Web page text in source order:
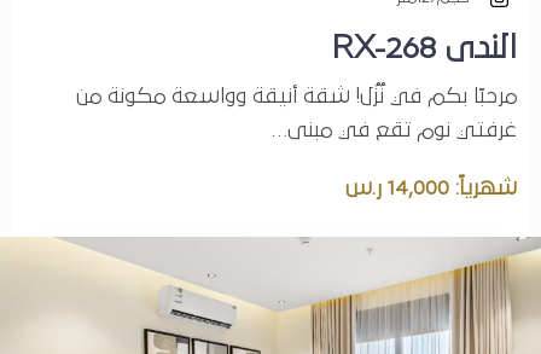
الندى RX-268
شهرياً: 14,000 ر.س
مرحبًا بكم في نُزُل! شقة أنيقة وواسعة مكونة من
غرفتي نوم تقع في مبنى…
الضيوف :
1